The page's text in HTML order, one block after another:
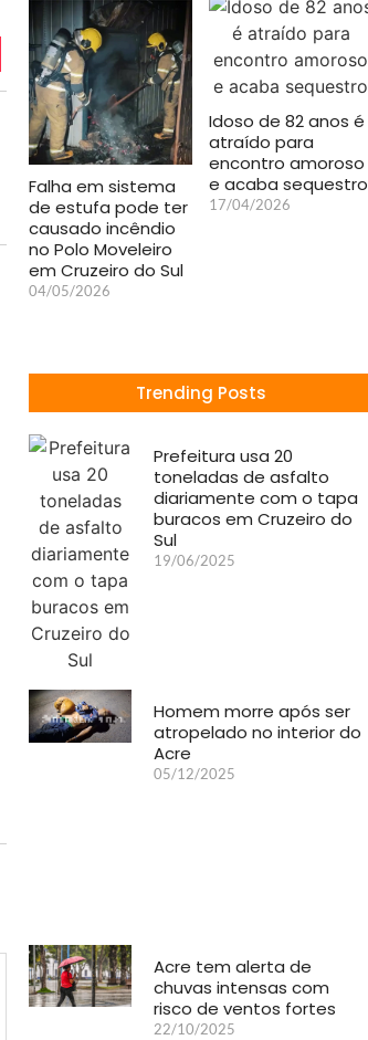
Idoso de 82 anos é
atraído para
encontro amoroso
e acaba sequestro
17/04/2026
Falha em sistema
de estufa pode ter
causado incêndio
no Polo Moveleiro
em Cruzeiro do Sul
04/05/2026
Trending Posts
Prefeitura usa 20
toneladas de asfalto
diariamente com o tapa
buracos em Cruzeiro do
Sul
19/06/2025
Homem morre após ser
atropelado no interior do
Acre
05/12/2025
Acre tem alerta de
chuvas intensas com
risco de ventos fortes
22/10/2025